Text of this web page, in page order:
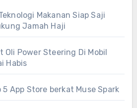
Makanan Siap Saji
Jamah Haji
Oli Power Steering Di Mobil
Habis
App Store berkat Muse Spark